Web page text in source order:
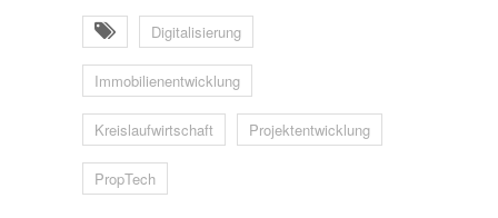
Digitalisierung
Immobilienentwicklung
Kreislaufwirtschaft Projektentwicklung
PropTech